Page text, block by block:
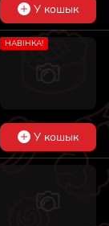
У кошык
НАВIНКА!
У кошык